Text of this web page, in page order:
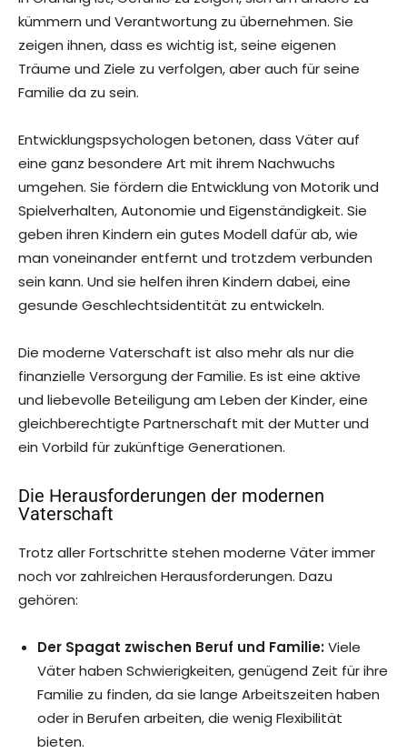
kümmern und Verantwortung zu übernehmen. Sie
zeigen ihnen, dass es wichtig ist, seine eigenen
Träume und Ziele zu verfolgen, aber auch für seine
Familie da zu sein.
Entwicklungspsychologen betonen, dass Väter auf
eine ganz besondere Art mit ihrem Nachwuchs
umgehen. Sie fördern die Entwicklung von Motorik und
Spielverhalten, Autonomie und Eigenständigkeit. Sie
geben ihren Kindern ein gutes Modell dafür ab, wie
man voneinander entfernt und trotzdem verbunden
sein kann. Und sie helfen ihren Kindern dabei, eine
gesunde Geschlechtsidentität zu entwickeln.
Die moderne Vaterschaft ist also mehr als nur die
finanzielle Versorgung der Familie. Es ist eine aktive
und liebevolle Beteiligung am Leben der Kinder, eine
gleichberechtigte Partnerschaft mit der Mutter und
ein Vorbild für zukünftige Generationen.
Die Herausforderungen der modernen
Vaterschaft
Trotz aller Fortschritte stehen moderne Väter immer
noch vor zahlreichen Herausforderungen. Dazu
gehören:
Der Spagat zwischen Beruf und Familie:Viele
Väter haben Schwierigkeiten, genügend Zeit für ihre
Familie zu finden, da sie lange Arbeitszeiten haben
oder in Berufen arbeiten, die wenig Flexibilität
bieten.